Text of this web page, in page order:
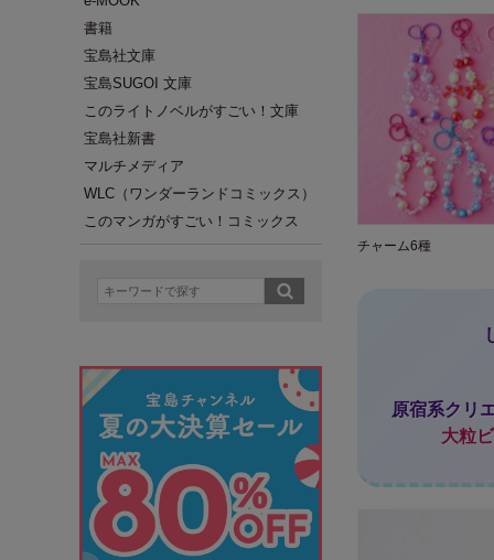
書籍
宝島社文庫
宝島SUGOI 文庫
このライトノベルがすごい！文庫
宝島社新書
マルチメディア
WLC（ワンダーランドコミックス）
このマンガがすごい！コミックス
チャーム6種
原宿系クリ
大粒